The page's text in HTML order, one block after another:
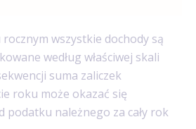
wszystkie dochody są
według właściwej skali
suma zaliczek
roku może okazać się
podatku należnego za cały rok